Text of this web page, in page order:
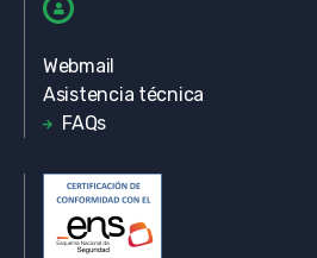
Webmail
Asistencia técnica
FAQs